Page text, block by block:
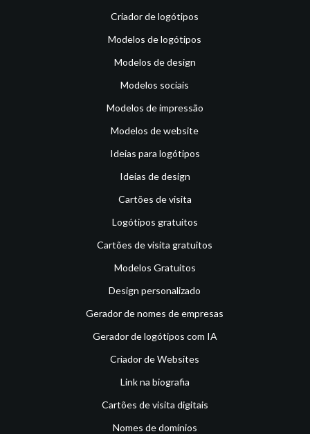
Criador de logótipos
Modelos de logótipos
Modelos de design
Modelos sociais
Modelos de impressão
Modelos de website
Ideias para logótipos
Ideias de design
Cartões de visita
Logótipos gratuitos
Cartões de visita gratuitos
Modelos Gratuitos
Design personalizado
Gerador de nomes de empresas
Gerador de logótipos com IA
Criador de Websites
Link na biografia
Cartões de visita digitais
Nomes de domínios